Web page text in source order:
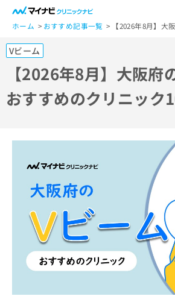
ホーム おすすめ記事一覧 【2026年8月】大
Vビーム
【2026年8月】大阪府
おすすめのクリニック
一
般
ー
ザ
ー
の
方